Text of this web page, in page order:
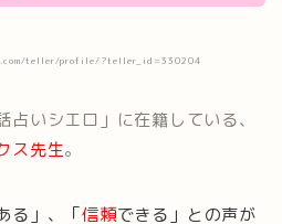
teller/profile/?teller_id=330204
いシエロ」に在籍している、
ス先生。
る」、「信頼できる」との声が